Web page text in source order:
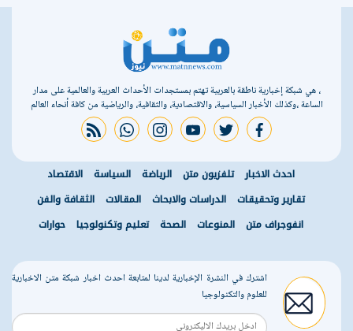
، هي شبكة إخبارية ناطقة بالعربية تهتم بمستجدات الأحداث العربية والعالمية على مدار
الساعة ،وكذلك الأخبار السياسية، والاقتصادية، والثقافية، والرياضية من كافة أنحاء العالم
facebook
twitter
youtube
instagram
whatsapp
rss feed
احدث الاخبار تلفزيون متن الرياضة السياسة
الاقتصاد
تقارير وتحقيقات
الدراسات والابحاث المقالات
الثقافة والفن
انفوجراف متن
المنوعات الصحة تعليم وتكنولوجيا حوارات
اشترك في النشرة الإخبارية لدينا لمتابعة احدث اخبار شبكة متن الاخبارية
للعلوم والتكنولوجيا